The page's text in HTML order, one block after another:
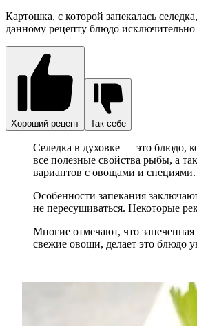
Картошка, с которой запекалась
данному рецепту блюдо исключительно
Хороший рецепт Так себе
Селедка в духовке — это блюдо,
все полезные свойства рыбы, а
вариантов с овощами и специями.
Особенности запекания
не пересушиваться. Некоторые
Многие отмечают, что
свежие овощи, делает это блюдо